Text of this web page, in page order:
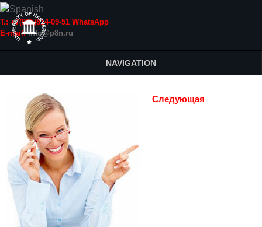
Т.: +7(915)814-09-51 WhatsApp
E-mail:info@p8n.ru
NAVIGATION
Следующая